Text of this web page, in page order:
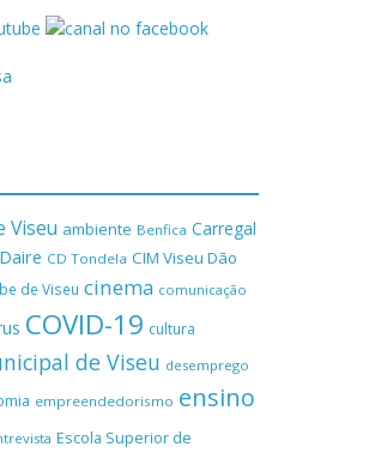
Viseu ambiente Benfica Carregal
CD Tondela CIM Viseu Dão
de Viseu cinema comunicação
COVID-19 cultura
de Viseu desemprego
empreendedorismo ensino
Escola Superior de